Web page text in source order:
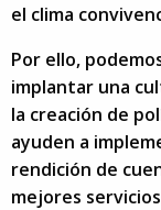
el clima
Por ello,
implantar una
la creación de
ayuden a
rendición de
mejores